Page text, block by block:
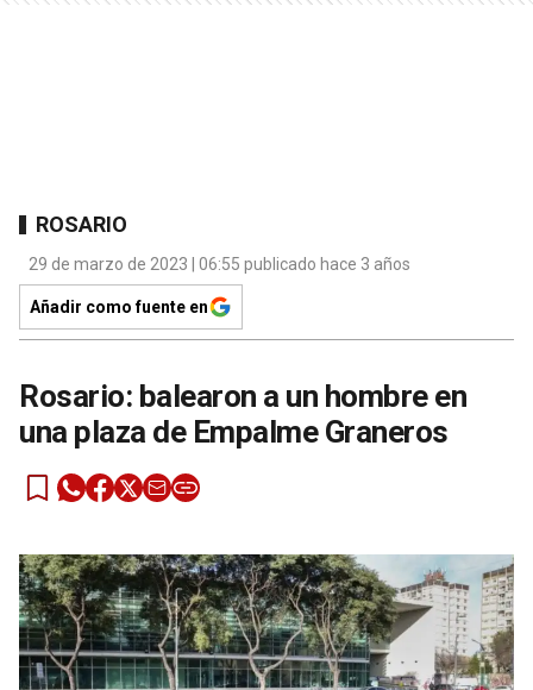
ROSARIO
29 de marzo de 2023 | 06:55 publicado hace 3 años
Añadir como fuente en
Rosario: balearon a un hombre en
una plaza de Empalme Graneros